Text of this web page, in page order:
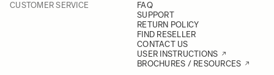
CUSTOMER SERVICE
FAQ
SUPPORT
RETURN POLICY
FIND RESELLER
CONTACT US
USER INSTRUCTIONS
BROCHURES / RESOURCES